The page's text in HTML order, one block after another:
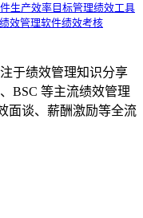
生产效率 目标管理绩效工具
绩效管理软件绩效考核
注于绩效管理知识分享
BSC 等主流绩效管理
面谈、薪酬激励等全流